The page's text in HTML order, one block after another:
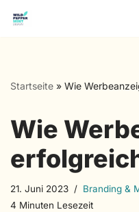
Startseite » Wie
Wie
21. Juni 2023
Branding &
4 Minuten Lesezeit